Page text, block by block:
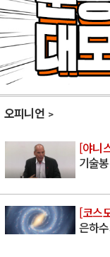
오피니언
[야니
기술
[코스
은하